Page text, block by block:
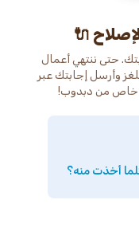
🔌
حتى ننتهي أعمال
وأرسل إجابتك عبر
خاص من دبدوب!
أخذت منه؟